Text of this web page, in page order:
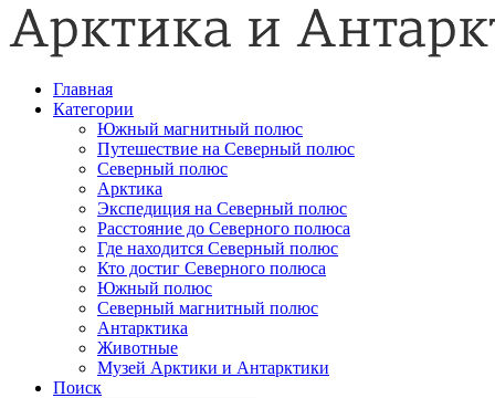
Главная
Категории
Южный магнитный полюс
Путешествие на Северный полюс
Северный полюс
Арктика
Экспедиция на Северный полюс
Расстояние до Северного полюса
Где находится Северный полюс
Кто достиг Северного полюса
Южный полюс
Северный магнитный полюс
Антарктика
Животные
Музей Арктики и Антарктики
Поиск